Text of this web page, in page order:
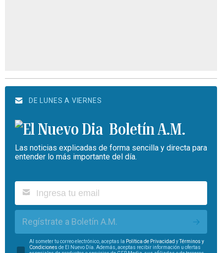
DE LUNES A VIERNES
Boletín A.M.
Las noticias explicadas de forma sencilla y directa para
entender lo más importante del día.
Regístrate a Boletín A.M.
Al someter tu correo electrónico, aceptas la Política de Privacidad y
Términos y
Condiciones de El Nuevo Día. Además, aceptas recibir información u ofertas